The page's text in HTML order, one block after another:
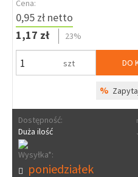
Cena:
0,95 zł netto
1,17 zł
23%
szt DO
%
Dostępność:
Duża ilość
Wysyłka*:
poniedziałek